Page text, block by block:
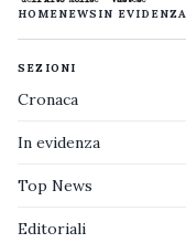
HOMENEWS IN EVIDENZA
SEZIONI
Cronaca
In evidenza
Top News
Editoriali